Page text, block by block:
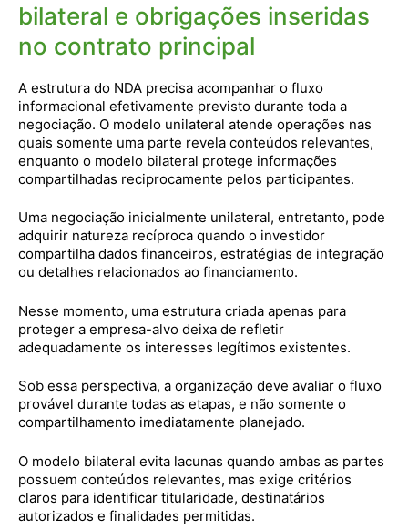
bilateral e obrigações inseridas
no contrato principal
A estrutura do NDA precisa acompanhar o fluxo
informacional efetivamente previsto durante toda a
negociação. O modelo unilateral atende operações nas
quais somente uma parte revela conteúdos relevantes,
enquanto o modelo bilateral protege informações
compartilhadas reciprocamente pelos participantes.
Uma negociação inicialmente unilateral, entretanto, pode
adquirir natureza recíproca quando o investidor
compartilha dados financeiros, estratégias de integração
ou detalhes relacionados ao financiamento.
Nesse momento, uma estrutura criada apenas para
proteger a empresa-alvo deixa de refletir
adequadamente os interesses legítimos existentes.
Sob essa perspectiva, a organização deve avaliar o fluxo
provável durante todas as etapas, e não somente o
compartilhamento imediatamente planejado.
O modelo bilateral evita lacunas quando ambas as partes
possuem conteúdos relevantes, mas exige critérios
claros para identificar titularidade, destinatários
autorizados e finalidades permitidas.